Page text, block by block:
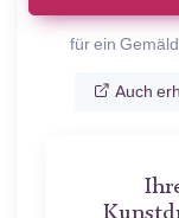
für ein
Auch